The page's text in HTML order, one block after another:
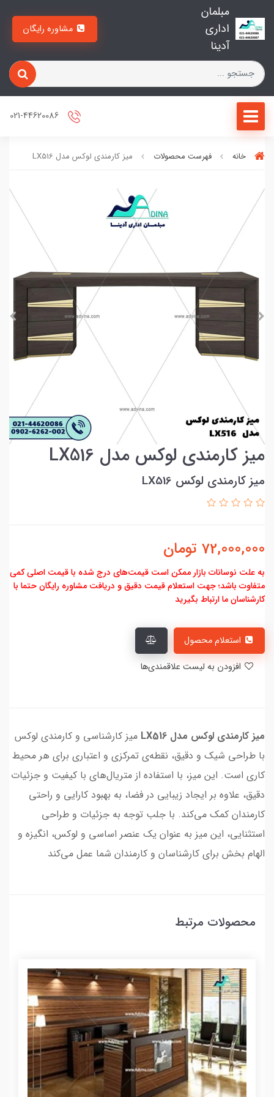
مبلمان
اداری
آدینا
خانه فهرست محصولات میز کارمندی لوکس مدل LX516
میز کارمندی لوکس مدل LX516
میز کارمندی لوکس LX516
72,000,000 تومان
به علت نوسانات بازار ممکن است قیمت‌های درج شده با قیمت اصلی کمی
متفاوت باشد؛ جهت استعلام قیمت دقیق و دریافت مشاوره رایگان حتما با
کارشناسان ما ارتباط بگیرید
میز کارمندی لوکس مدل LX516
میز کارشناسی و کارمندی لوکس
با طراحی شیک و دقیق، نقطه‌ی تمرکزی و اعتباری برای هر محیط
کاری است. این میز، با استفاده از متریال‌های با کیفیت و جزئیات
دقیق، علاوه بر ایجاد زیبایی در فضا، به بهبود کارایی و راحتی
کارمندان کمک می‌کند. با جلب توجه به جزئیات و طراحی
استثنایی، این میز به عنوان یک عنصر اساسی و لوکس، انگیزه و
الهام بخش برای کارشناسان و کارمندان شما عمل می‌کند
محصولات مرتبط